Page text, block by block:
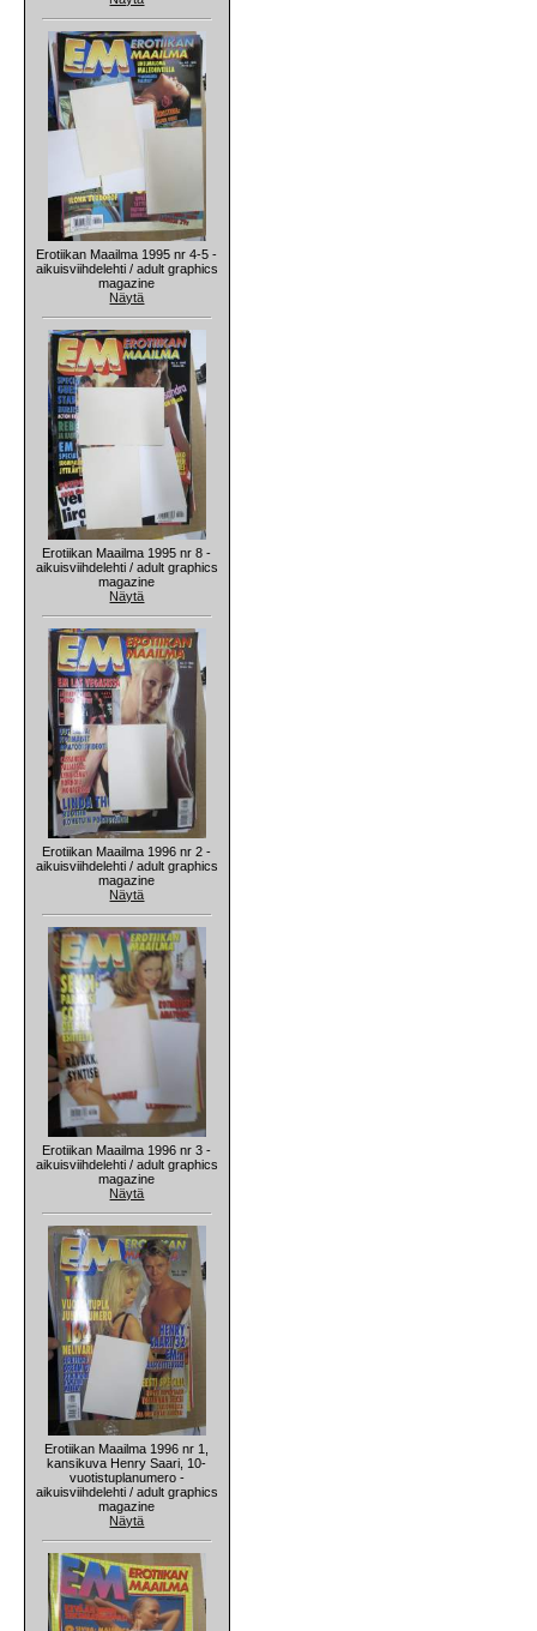
Erotiikan Maailma 1995 nr 4-5 -
aikuisviihdelehti / adult graphics
magazine
Näytä
Erotiikan Maailma 1995 nr 8 -
aikuisviihdelehti / adult graphics
magazine
Näytä
Erotiikan Maailma 1996 nr 2 -
aikuisviihdelehti / adult graphics
magazine
Näytä
Erotiikan Maailma 1996 nr 3 -
aikuisviihdelehti / adult graphics
magazine
Näytä
Erotiikan Maailma 1996 nr 1,
kansikuva Henry Saari, 10-
vuotistuplanumero -
aikuisviihdelehti / adult graphics
magazine
Näytä